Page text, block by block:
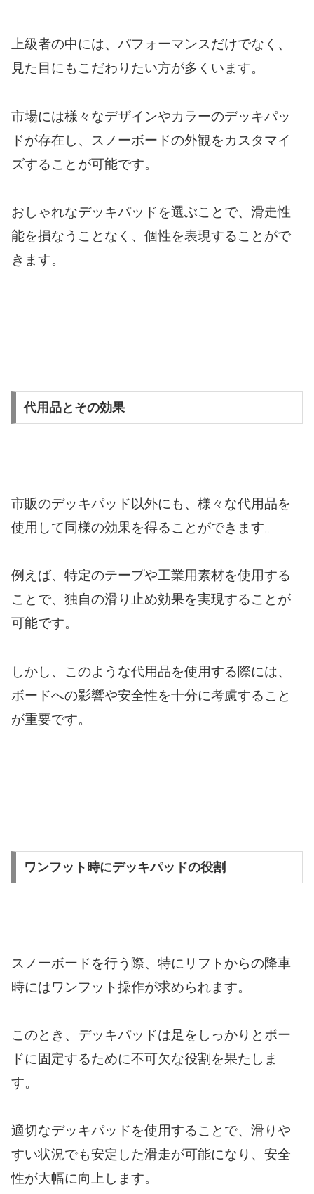
上級者の中には、パフォーマンスだけでなく、
見た目にもこだわりたい方が多くいます。
市場には様々なデザインやカラーのデッキパッ
ドが存在し、スノーボードの外観をカスタマイ
ズすることが可能です。
おしゃれなデッキパッドを選ぶことで、滑走性
能を損なうことなく、個性を表現することがで
きます。
代用品とその効果
市販のデッキパッド以外にも、様々な代用品を
使用して同様の効果を得ることができます。
例えば、特定のテープや工業用素材を使用する
ことで、独自の滑り止め効果を実現することが
可能です。
しかし、このような代用品を使用する際には、
ボードへの影響や安全性を十分に考慮すること
が重要です。
ワンフット時にデッキパッドの役割
スノーボードを行う際、特にリフトからの降車
時にはワンフット操作が求められます。
このとき、デッキパッドは足をしっかりとボー
ドに固定するために不可欠な役割を果たしま
す。
適切なデッキパッドを使用することで、滑りや
すい状況でも安定した滑走が可能になり、安全
性が大幅に向上します。